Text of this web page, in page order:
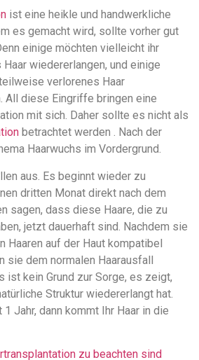
ist eine heikle und handwerkliche
es gemacht wird, sollte vorher gut
einige möchten vielleicht ihr
wiedererlangen, und einige
verlorenes Haar
All diese Eingriffe bringen eine
mit sich. Daher sollte es nicht als
betrachtet werden . Nach der
Haarwuchs im Vordergrund.
aus. Es beginnt wieder zu
dritten Monat direkt nach dem
sagen, dass diese Haare, die zu
jetzt dauerhaft sind. Nachdem sie
Haaren auf der Haut kompatibel
sie dem normalen Haarausfall
ist kein Grund zur Sorge, es zeigt,
Struktur wiedererlangt hat.
Jahr, dann kommt Ihr Haar in die
zu beachten sind